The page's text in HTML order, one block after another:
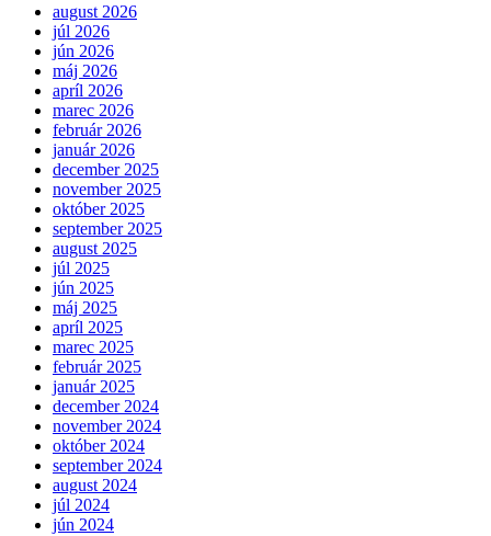
august 2026
júl 2026
jún 2026
máj 2026
apríl 2026
marec 2026
február 2026
január 2026
december 2025
november 2025
október 2025
september 2025
august 2025
júl 2025
jún 2025
máj 2025
apríl 2025
marec 2025
február 2025
január 2025
december 2024
november 2024
október 2024
september 2024
august 2024
júl 2024
jún 2024